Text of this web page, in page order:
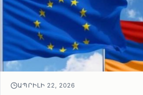
ԱՊՐԻԼԻ 22, 2026